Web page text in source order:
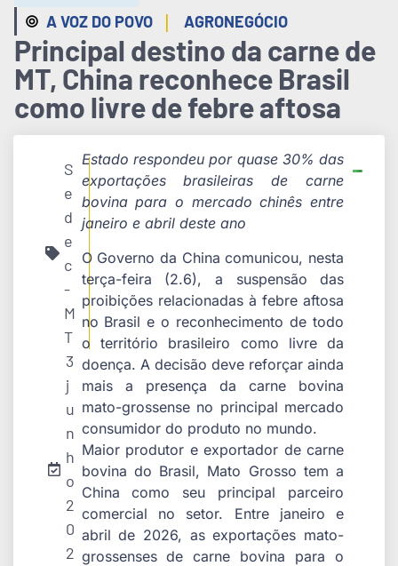
A VOZ DO POVO | AGRONEGÓCIO
Principal destino da carne de
MT, China reconhece Brasil
como livre de febre aftosa
S
e
d
e
c
-
M
T
3
j
u
n
h
o
2
0
2
Estado respondeu por quase 30% das
exportações brasileiras de carne
bovina para o mercado chinês entre
janeiro e abril deste ano
O Governo da China comunicou, nesta
terça-feira (2.6), a suspensão das
proibições relacionadas à febre aftosa
no Brasil e o reconhecimento de todo
o território brasileiro como livre da
doença. A decisão deve reforçar ainda
mais a presença da carne bovina
mato-grossense no principal mercado
consumidor do produto no mundo.
Maior produtor e exportador de carne
bovina do Brasil, Mato Grosso tem a
China como seu principal parceiro
comercial no setor. Entre janeiro e
abril de 2026, as exportações mato-
grossenses de carne bovina para o